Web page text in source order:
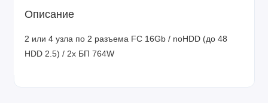
Описание
2 или 4 узла по 2 разъема FC 16Gb / noHDD (до 48
HDD 2.5) / 2x БП 764W